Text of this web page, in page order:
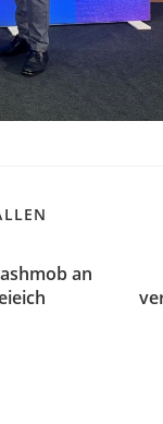
an